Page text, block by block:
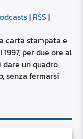
| RSS|
carta stampata e
per due ore al
dare un quadro
senza fermarsi